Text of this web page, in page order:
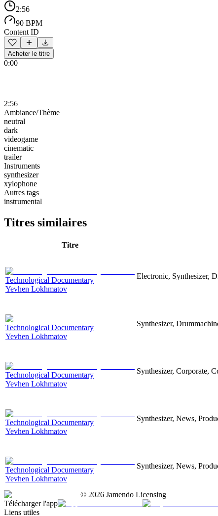
2:56
90 BPM
Content ID
Acheter le titre
0:00
2:56
Ambiance/Thème
neutral
dark
videogame
cinematic
trailer
Instruments
synthesizer
xylophone
Autres tags
instrumental
Titres similaires
Titre
Technological Documentary
Yevhen Lokhmatov
Electronic, Synthesizer,
Technological Documentary
Yevhen Lokhmatov
Synthesizer,
Technological Documentary
Yevhen Lokhmatov
Synthesizer, Corporate,
Technological Documentary
Yevhen Lokhmatov
Synthesizer, News,
Technological Documentary
Yevhen Lokhmatov
Synthesizer, News,
© 2026 Jamendo Licensing
Télécharger l'app
Liens utiles